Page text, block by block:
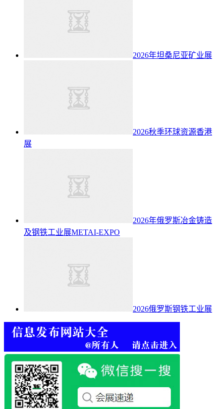
2026年坦桑尼亚矿业展
2026秋季环球资源香港
展
2026年俄罗斯冶金铸造
及钢铁工业展METAI-EXPO
2026俄罗斯钢铁工业展